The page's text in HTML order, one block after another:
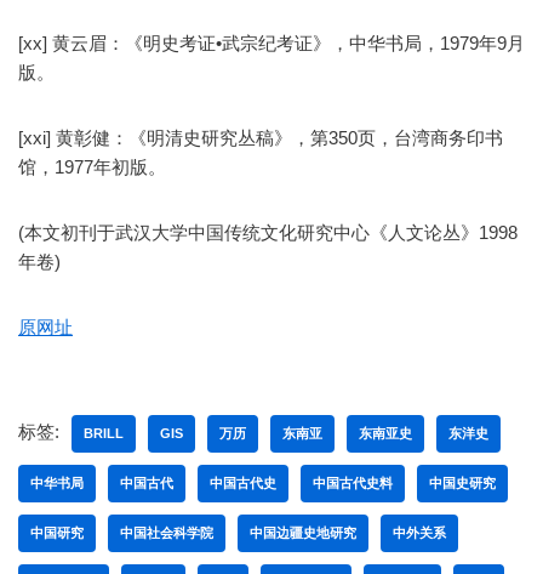
[xx] 黄云眉：《明史考证•武宗纪考证》，中华书局，1979年9月
版。
[xxi] 黄彰健：《明清史研究丛稿》，第350页，台湾商务印书
馆，1977年初版。
(本文初刊于武汉大学中国传统文化研究中心《人文论丛》1998
年卷)
原网址
标签: BRILL GIS 万历 东南亚 东南亚史 东洋史
中华书局 中国古代 中国古代史 中国古代史料 中国史研究
中国研究 中国社会科学院 中国边疆史地研究 中外关系